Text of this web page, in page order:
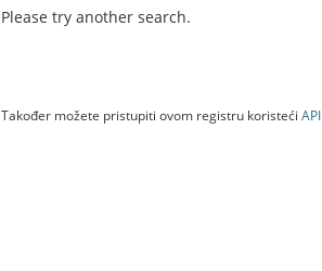
Please try another search.
Također možete pristupiti ovom registru koristeći API